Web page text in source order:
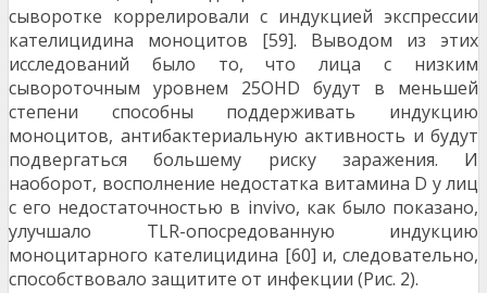
сыворотке коррелировали с индукцией экспрессии
кателицидина моноцитов [59]. Выводом из этих
исследований было то, что лица с низким
сывороточным уровнем 25OHD будут в меньшей
степени способны поддерживать индукцию
моноцитов, антибактериальную активность и будут
подвергаться большему риску заражения. И
наоборот, восполнение недостатка витамина D у лиц
с его недостаточностью в invivo, как было показано,
улучшало TLR-опосредованную индукцию
моноцитарного кателицидина [60] и, следовательно,
способствовало защитите от инфекции (Рис. 2).